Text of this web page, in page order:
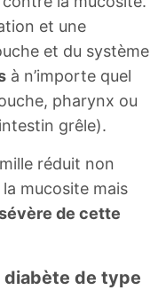
et une
et du système
à n’importe quel
pharynx ou
grêle).
réduit non
mucosite mais
de cette
diabète de type